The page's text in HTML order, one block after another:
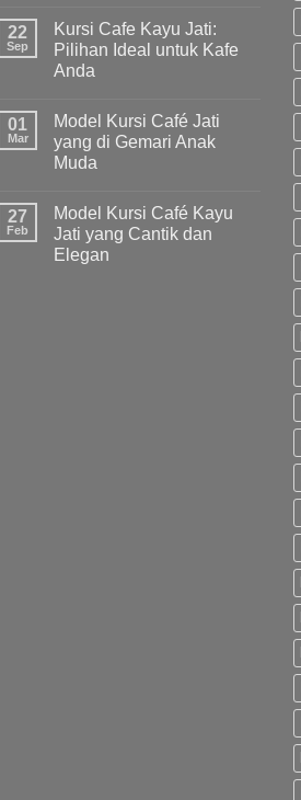
22
Sep
Kursi Cafe Kayu Jati:
Pilihan Ideal untuk Kafe
Anda
01
Mar
Model Kursi Café Jati
yang di Gemari Anak
Muda
27
Feb
Model Kursi Café Kayu
Jati yang Cantik dan
Elegan